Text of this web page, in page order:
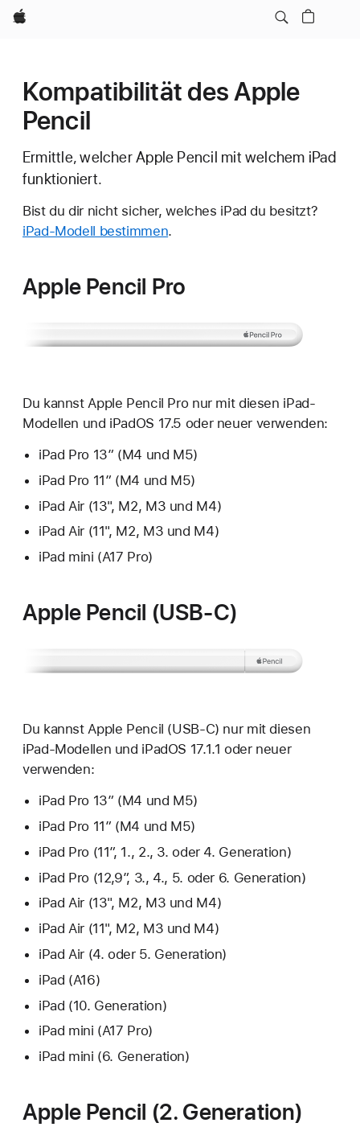
Apple
Kompatibilität des Apple
Pencil
Ermittle, welcher Apple Pencil mit welchem iPad
funktioniert.
Bist du dir nicht sicher, welches iPad du besitzt?
iPad-Modell bestimmen.
Apple Pencil Pro
Du kannst Apple Pencil Pro nur mit diesen iPad-
Modellen und iPadOS 17.5 oder neuer verwenden:
iPad Pro 13″ (M4 und M5)
iPad Pro 11″ (M4 und M5)
iPad Air (13", M2, M3 und M4)
iPad Air (11", M2, M3 und M4)
iPad mini (A17 Pro)
Apple Pencil (USB-C)
Du kannst Apple Pencil (USB-C) nur mit diesen
iPad-Modellen und iPadOS 17.1.1 oder neuer
verwenden:
iPad Pro 13″ (M4 und M5)
iPad Pro 11″ (M4 und M5)
iPad Pro (11″, 1., 2., 3. oder 4. Generation)
iPad Pro (12,9″, 3., 4., 5. oder 6. Generation)
iPad Air (13", M2, M3 und M4)
iPad Air (11", M2, M3 und M4)
iPad Air (4. oder 5. Generation)
iPad (A16)
iPad (10. Generation)
iPad mini (A17 Pro)
iPad mini (6. Generation)
Apple Pencil (2. Generation)